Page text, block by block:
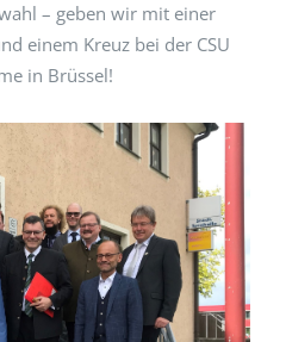
– geben wir mit einer
einem Kreuz bei der CSU
in Brüssel!